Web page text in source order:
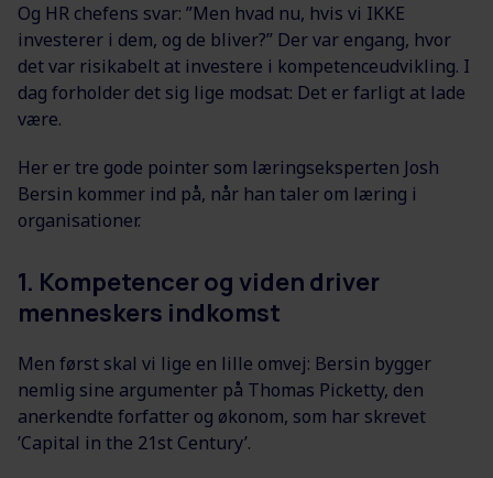
Og HR chefens svar: ”Men hvad nu, hvis vi IKKE
investerer i dem, og de bliver?” Der var engang, hvor
det var risikabelt at investere i kompetenceudvikling. I
dag forholder det sig lige modsat: Det er farligt at lade
være.
Her er tre gode pointer som læringseksperten Josh
Bersin kommer ind på, når han taler om læring i
organisationer.
1. Kompetencer og viden driver
menneskers indkomst
Men først skal vi lige en lille omvej: Bersin bygger
nemlig sine argumenter på Thomas Picketty, den
anerkendte forfatter og økonom, som har skrevet
’Capital in the 21st Century’.